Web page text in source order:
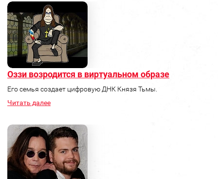
Оззи возродится в виртуальном образе
Его семья создает цифровую ДНК Князя Тьмы.
Читать далее